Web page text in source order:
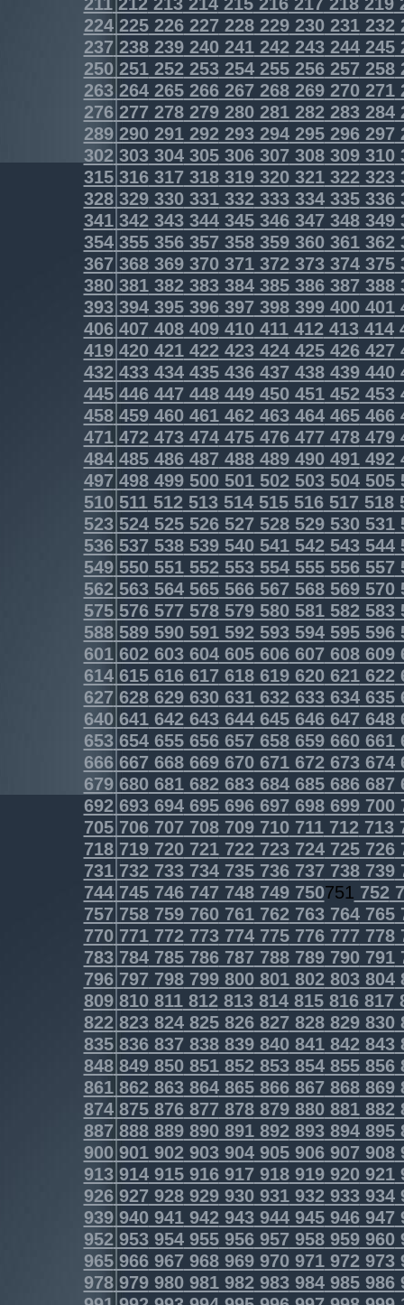
224225226227228229230231232
237238239240241242243244245
250251252253254255256257258
263264265266267268269270271
276277278279280281282283284
289290291292293294295296297
302303304305306307308309310
315316317318319320321322323
328329330331332333334335336
341342343344345346347348349
354355356357358359360361362
367368369370371372373374375
380381382383384385386387388
393394395396397398399400401
406407408409410411412413414
419420421422423424425426427
432433434435436437438439440
445446447448449450451452453
458459460461462463464465466
471472473474475476477478479
484485486487488489490491492
497498499500501502503504505
510511512513514515516517518
523524525526527528529530531
536537538539540541542543544
549550551552553554555556557
562563564565566567568569570
575576577578579580581582583
588589590591592593594595596
601602603604605606607608609
614615616617618619620621622
627628629630631632633634635
640641642643644645646647648
653654655656657658659660661
666667668669670671672673674
679680681682683684685686687
692693694695696697698699700
705706707708709710711712713
718719720721722723724725726
731732733734735736737738739
744745746747748749750751 752
757758759760761762763764765
770771772773774775776777778
783784785786787788789790791
796797798799800801802803804
809810811812813814815816817
822823824825826827828829830
835836837838839840841842843
848849850851852853854855856
861862863864865866867868869
874875876877878879880881882
887888889890891892893894895
900901902903904905906907908
913914915916917918919920921
926927928929930931932933934
939940941942943944945946947
952953954955956957958959960
965966967968969970971972973
978979980981982983984985986